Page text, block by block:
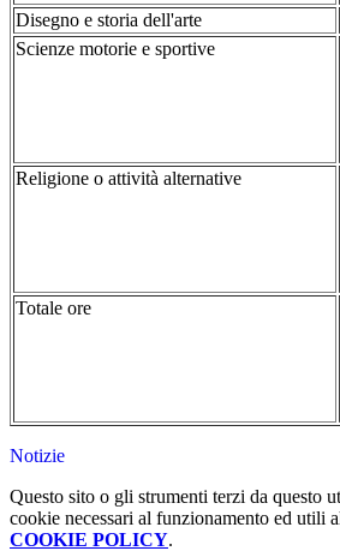
Disegno e storia dell'arte
Scienze motorie e sportive
Religione o attività alternative
Totale ore
Notizie
Questo sito o gli strumenti terzi da questo
cookie necessari al funzionamento ed utili
COOKIE POLICY.